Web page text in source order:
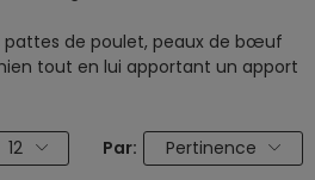
pattes de poulet, peaux de bœuf
tout en lui apportant un apport
12 Par: Pertinence